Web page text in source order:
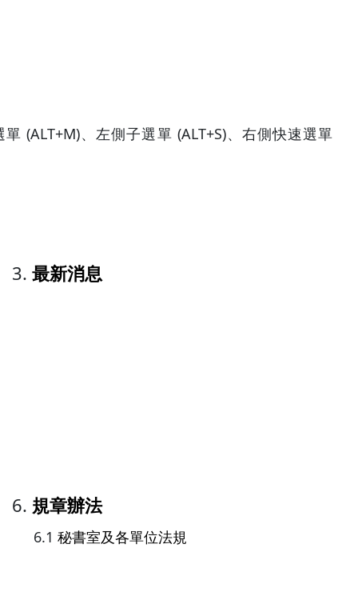
(ALT+M)、左側子選單 (ALT+S)、右側快速選單
最新消息
規章辦法
秘書室及各單位法規